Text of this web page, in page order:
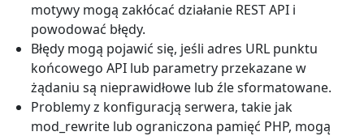
motywy mogą zakłócać działanie REST API i
powodować błędy.
Błędy mogą pojawić się, jeśli adres URL punktu
końcowego API lub parametry przekazane w
żądaniu są nieprawidłowe lub źle sformatowane.
Problemy z konfiguracją serwera, takie jak
mod_rewrite lub ograniczona pamięć PHP, mogą